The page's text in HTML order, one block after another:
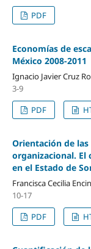
PDF
Economías de
México 2008-2011
Ignacio Javier Cruz
3-9
PDF
Orientación de
organizacional. El
en el Estado de
Francisca Cecilia
10-17
PDF